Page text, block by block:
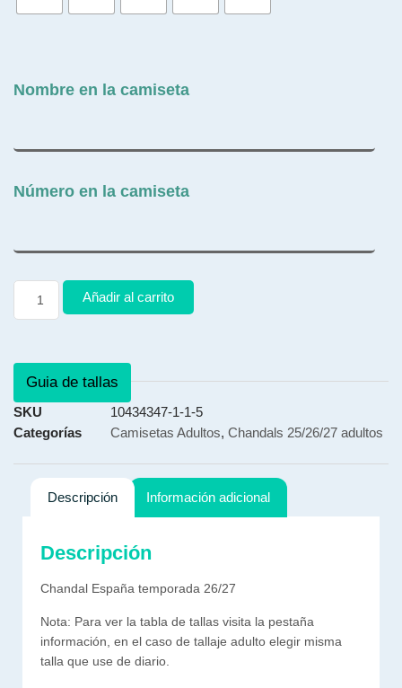
Nombre en la camiseta
Número en la camiseta
Añadir al carrito
Guia de tallas
SKU
10434347-1-1-5
Categorías
Camisetas Adultos, Chandals 25/26/27 adultos
Descripción Información adicional
Descripción
Chandal España temporada 26/27
Nota: Para ver la tabla de tallas visita la pestaña
información, en el caso de tallaje adulto elegir misma
talla que use de diario.